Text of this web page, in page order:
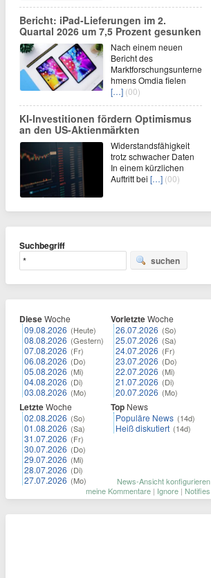
Bericht: iPad-Lieferungen im 2.
Quartal 2026 um 7,5 Prozent gesunken
Nach einem neuen
Bericht des
Marktforschungsunterne
hmens Omdia fielen
[…] (00)
KI-Investitionen fördern Optimismus
an den US-Aktienmärkten
Widerstandsfähigkeit
trotz schwacher Daten
In einem kürzlichen
Auftritt bei […] (00)
Suchbegriff
suchen
DieseWoche
09.08.2026 (Heute)
08.08.2026 (Gestern)
07.08.2026 (Fr)
06.08.2026 (Do)
05.08.2026 (Mi)
04.08.2026 (Di)
03.08.2026 (Mo)
LetzteWoche
02.08.2026 (So)
01.08.2026 (Sa)
31.07.2026 (Fr)
30.07.2026 (Do)
29.07.2026 (Mi)
28.07.2026 (Di)
27.07.2026 (Mo)
VorletzteWoche
26.07.2026 (So)
25.07.2026 (Sa)
24.07.2026 (Fr)
23.07.2026 (Do)
22.07.2026 (Mi)
21.07.2026 (Di)
20.07.2026 (Mo)
Top News
Populäre News (14d)
Heiß diskutiert (14d)
News-Ansicht konfigurieren
meine Kommentare | Ignore | Notifies